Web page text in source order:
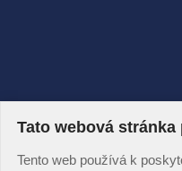
Tato webová
Tento web používá k